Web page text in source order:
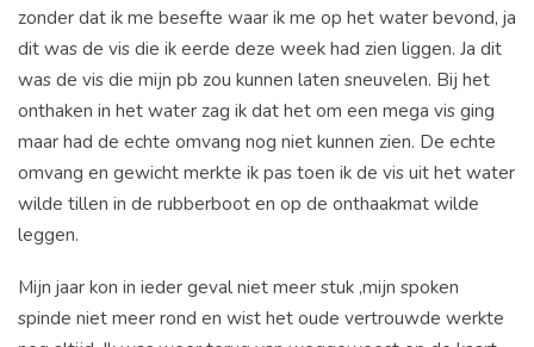
zonder dat ik me besefte waar ik me op het water bevond, ja
dit was de vis die ik eerde deze week had zien liggen. Ja dit
was de vis die mijn pb zou kunnen laten sneuvelen. Bij het
onthaken in het water zag ik dat het om een mega vis ging
maar had de echte omvang nog niet kunnen zien. De echte
omvang en gewicht merkte ik pas toen ik de vis uit het water
wilde tillen in de rubberboot en op de onthaakmat wilde
leggen.
Mijn jaar kon in ieder geval niet meer stuk ,mijn spoken
spinde niet meer rond en wist het oude vertrouwde werkte